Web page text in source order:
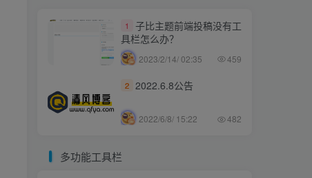
1
子比主题前端投稿没有工
具栏怎么办？
2023/2/14/ 02:35 459
2 2022.6.8公告
2022/6/8/ 15:22 482
多功能工具栏